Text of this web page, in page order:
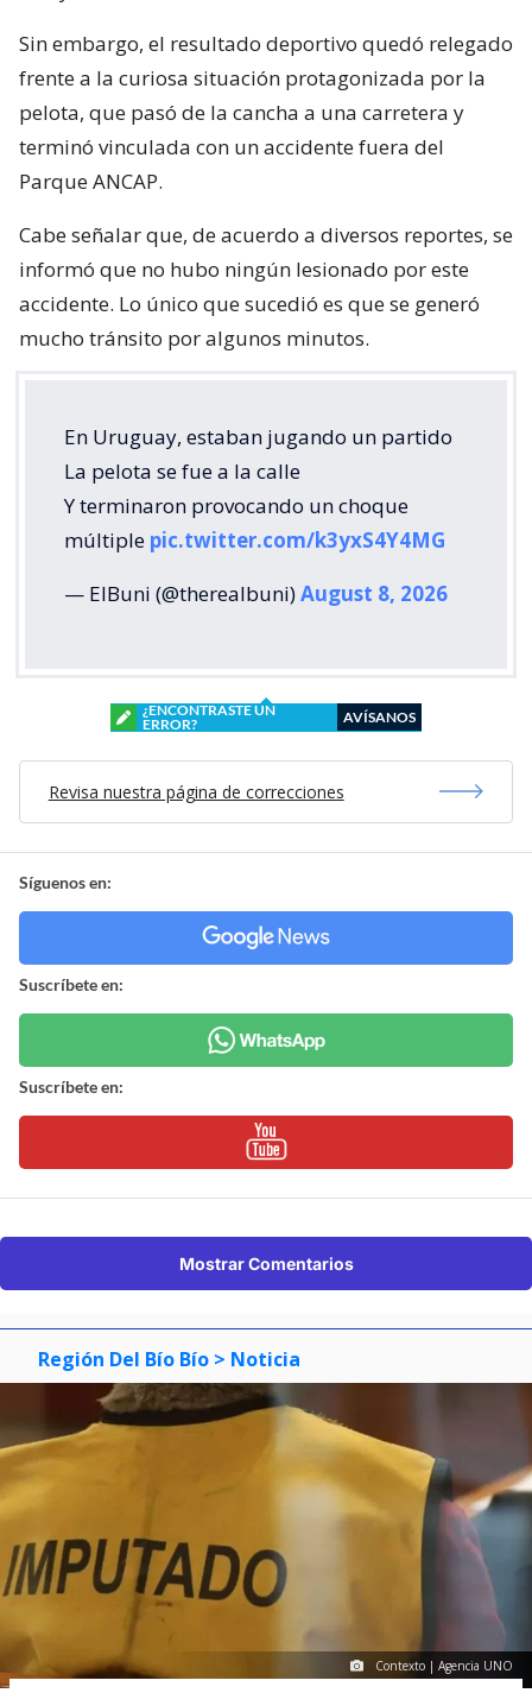
Sin embargo, el resultado deportivo quedó relegado
frente a la curiosa situación protagonizada por la
pelota, que pasó de la cancha a una carretera y
terminó vinculada con un accidente fuera del
Parque ANCAP.
Cabe señalar que, de acuerdo a diversos reportes, se
informó que no hubo ningún lesionado por este
accidente. Lo único que sucedió es que se generó
mucho tránsito por algunos minutos.
En Uruguay, estaban jugando un partido
La pelota se fue a la calle
Y terminaron provocando un choque
múltiple pic.twitter.com/k3yxS4Y4MG
— ElBuni (@therealbuni)August 8, 2026
¿ENCONTRASTE UN
ERROR?
AVÍSANOS
Revisa nuestra página de correcciones
Síguenos en:
Suscríbete en:
Suscríbete en:
Mostrar Comentarios
Región Del Bío Bío > Noticia
Contexto | Agencia UNO